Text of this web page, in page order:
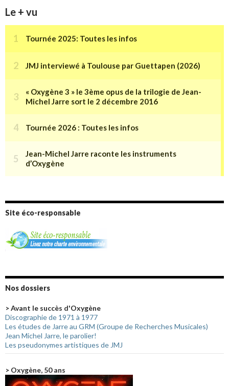
Le + vu
Site éco-responsable
Nos dossiers
> Avant le succès d'Oxygène
Discographie de 1971 à 1977
Les études de Jarre au GRM (Groupe de Recherches Musicales)
Jean Michel Jarre, le parolier!
Les pseudonymes artistiques de JMJ
> Oxygène, 50 ans